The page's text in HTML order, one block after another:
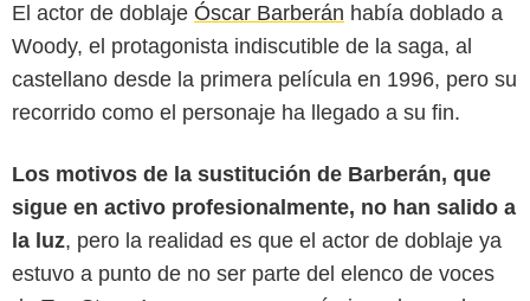
El actor de doblaje Óscar Barberán había doblado a
Woody, el protagonista indiscutible de la saga, al
castellano desde la primera película en 1996, pero su
recorrido como el personaje ha llegado a su fin.
Los motivos de la sustitución de Barberán, que
sigue en activo profesionalmente, no han salido a
la luz, pero la realidad es que el actor de doblaje ya
estuvo a punto de no ser parte del elenco de voces